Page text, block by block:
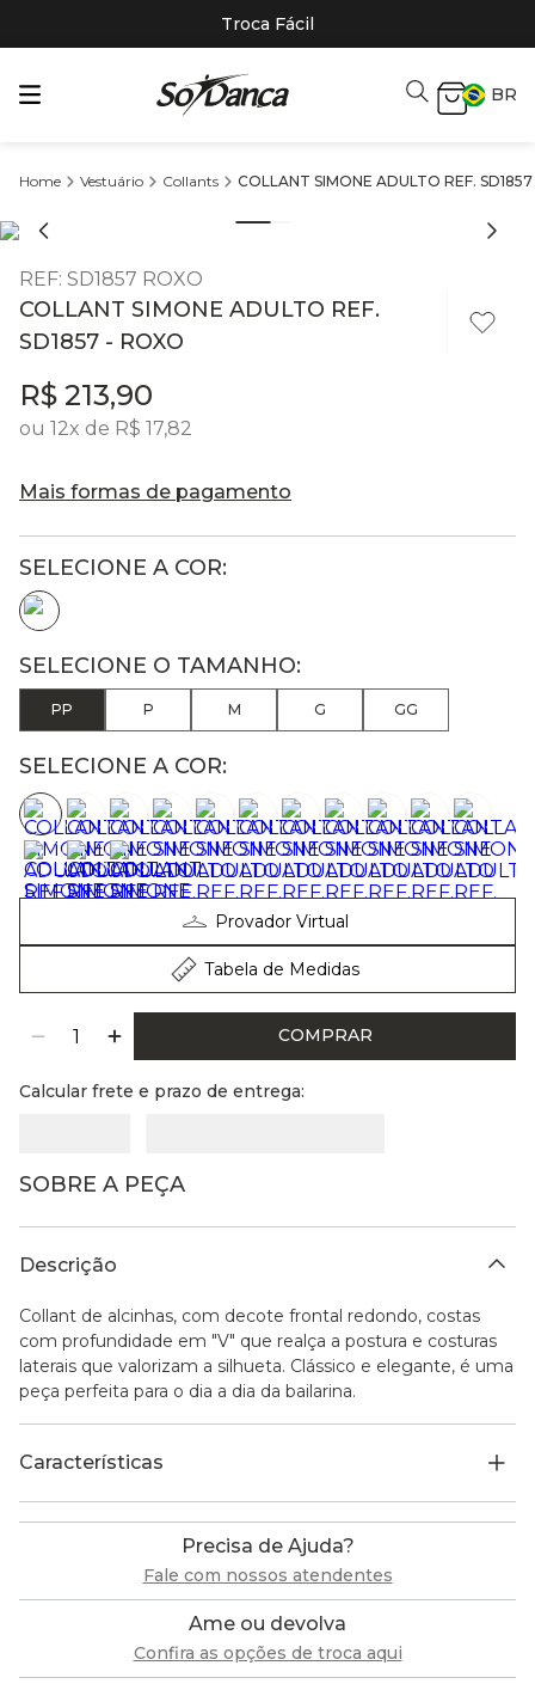
Troca Fácil
BR
Vestuário Collants COLLANT SIMONE ADULTO REF.
REF: SD1857 ROXO
COLLANT SIMONE ADULTO REF.
SD1857 - ROXO
R$ 213,90
ou 12x de R$ 17,82
Mais formas de pagamento
PP P M G GG
SELECIONE A COR:
Provador Virtual
Tabela de Medidas
COMPRAR
Calcular frete e prazo de entrega:
SOBRE A PEÇA
Descrição
Collant de alcinhas, com decote frontal redondo, costas
com profundidade em "V" que realça a postura e costuras
laterais que valorizam a silhueta. Clássico e elegante, é uma
peça perfeita para o dia a dia da bailarina.
Características
Precisa de Ajuda?
Fale com nossos atendentes
Ame ou devolva
Confira as opções de troca aqui